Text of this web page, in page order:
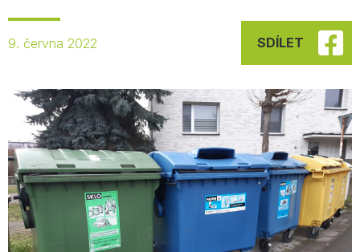
9. června 2022 SDÍLET